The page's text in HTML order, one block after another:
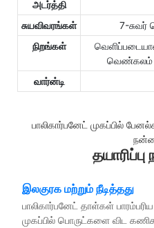
அடர்த்தி
சுயவிவரங்கள்
7-
நிறங்கள்
வெண்கலம்
வார்ன்டி
பாலிகார்பனேட் முகப்பில்
இலகுரக மற்றும் நீடித்தது
பாலிகார்பனேட் தாள்கள்
முகப்பில் பொருட்களை விட